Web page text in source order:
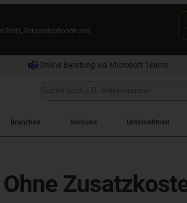
Preis, Versandoptionen und
Online Beratung via Microsoft Teams
Branchen Services Unternehmen